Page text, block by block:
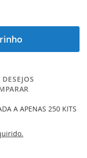
A APENAS 250 KITS